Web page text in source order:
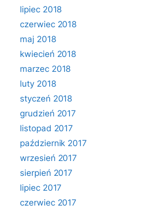
lipiec 2018
czerwiec 2018
maj 2018
kwiecień 2018
marzec 2018
luty 2018
styczeń 2018
grudzień 2017
listopad 2017
październik 2017
wrzesień 2017
sierpień 2017
lipiec 2017
czerwiec 2017